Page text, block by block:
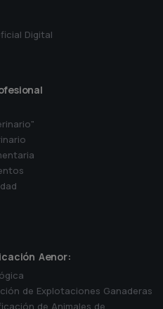
Digital
Aenor:
de Explotaciones Ganaderas
de Animales de